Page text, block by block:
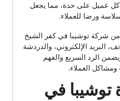
كل عميل على حدة، مما يجعل
ورضا للعملاء.
من شركة توشيبا في كفر الشيخ
البريد الإلكتروني، والدردشة
الرد السريع والفهم
العملاء.
توشيبا في